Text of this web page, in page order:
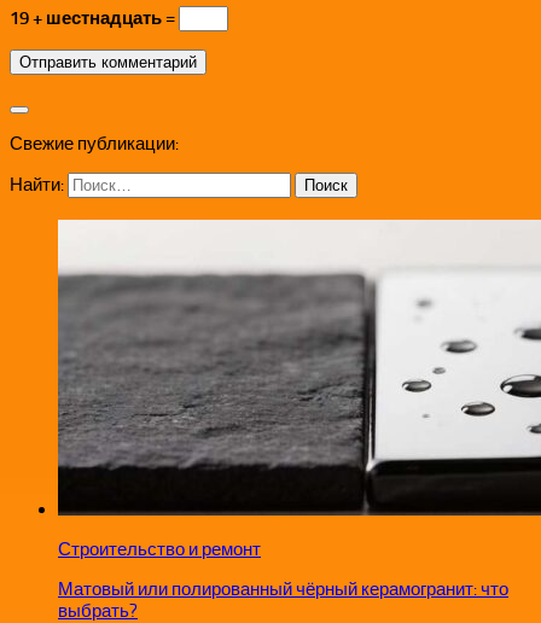
19 + шестнадцать =
Свежие публикации:
Найти:
Строительство и ремонт
Матовый или полированный чёрный керамогранит: что
выбрать?